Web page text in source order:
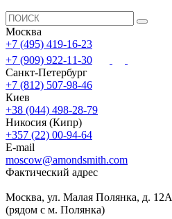
Москва
+7 (495) 419-16-23
+7 (909) 922-11-30
Санкт-Петербург
+7 (812) 507-98-46
Киев
+38 (044) 498-28-79
Никосия (Кипр)
+357 (22) 00-94-64
E-mail
moscow@amondsmith.com
Фактический адрес
Москва, ул. Малая Полянка, д. 12А
(рядом с м. Полянка)